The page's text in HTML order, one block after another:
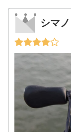
シマ